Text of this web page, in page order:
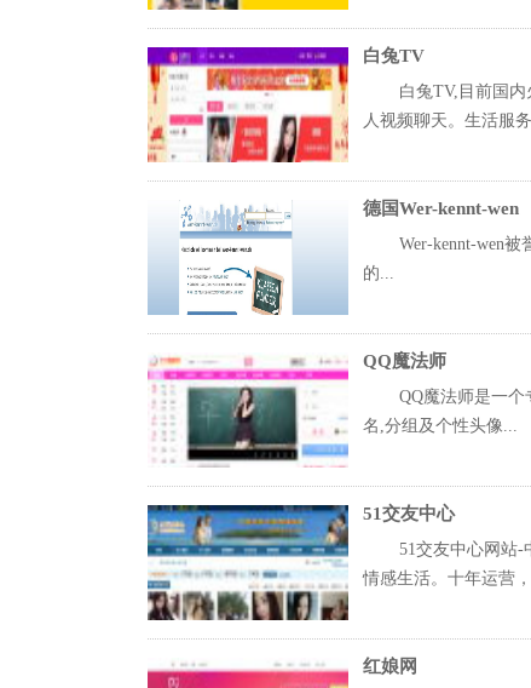
白兔TV
白兔TV,目前国
人视频聊天。生活服
德国Wer-kennt-wen
Wer-kennt-wen
的...
QQ魔法师
QQ魔法师是一
名,分组及个性头像...
51交友中心
51交友中心网站-
情感生活。十年运营
红娘网